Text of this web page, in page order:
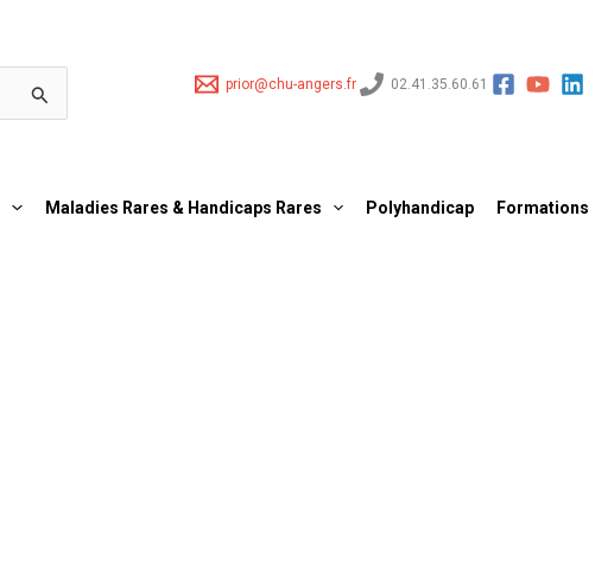
prior@chu-angers.fr 02.41.35.60.61
Maladies Rares & Handicaps Rares Polyhandicap Formations